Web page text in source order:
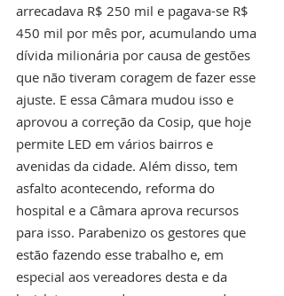
arrecadava R$ 250 mil e pagava-se R$
450 mil por mês por, acumulando uma
dívida milionária por causa de gestões
que não tiveram coragem de fazer esse
ajuste. E essa Câmara mudou isso e
aprovou a correção da Cosip, que hoje
permite LED em vários bairros e
avenidas da cidade. Além disso, tem
asfalto acontecendo, reforma do
hospital e a Câmara aprova recursos
para isso. Parabenizo os gestores que
estão fazendo esse trabalho e, em
especial aos vereadores desta e da